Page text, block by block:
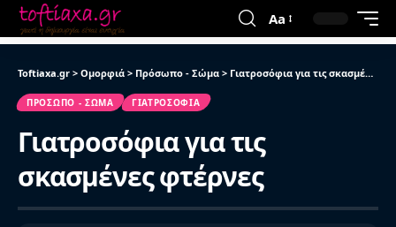
Aa
Toftiaxa.gr > Ομορφιά > Πρόσωπο - Σώμα > Γιατροσόφια για τις σκασμένες φτέρνες
ΠΡΌΣΩΠΟ - ΣΏΜΑ ΓΙΑΤΡΟΣΌΦΙΑ
Γιατροσόφια για τις
σκασμένες φτέρνες